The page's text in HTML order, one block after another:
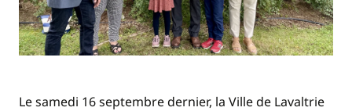
Le samedi 16 septembre dernier, la Ville de Lavaltrie